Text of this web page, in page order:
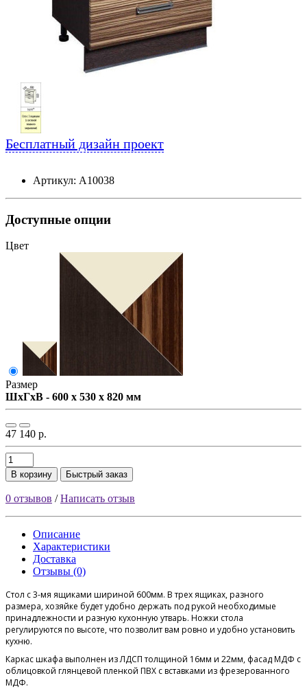
Бесплатный дизайн проект
Артикул: А10038
Доступные опции
Цвет
Размер
ШxГxВ - 600 x 530 x 820 мм
47 140 р.
В корзину Быстрый заказ
0 отзывов /Написать отзыв
Описание
Характеристики
Доставка
Отзывы (0)
Стол с 3-мя ящиками шириной 600мм. В трех ящиках, разного
размера, хозяйке будет удобно держать под рукой необходимые
принадлежности и разную кухонную утварь. Ножки стола
регулируются по высоте, что позволит вам ровно и удобно установить
кухню.
Каркас шкафа выполнен из ЛДСП толщиной 16мм и 22мм, фасад МДФ с
облицовкой глянцевой пленкой ПВХ с вставками из фрезерованного
МДФ.